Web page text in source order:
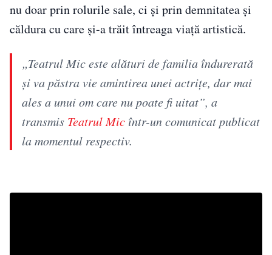
nu doar prin rolurile sale, ci și prin demnitatea și
căldura cu care și-a trăit întreaga viață artistică.
„Teatrul Mic este alături de familia îndurerată
și va păstra vie amintirea unei actrițe, dar mai
ales a unui om care nu poate fi uitat”, a
transmis Teatrul Mic într-un comunicat publicat
la momentul respectiv.